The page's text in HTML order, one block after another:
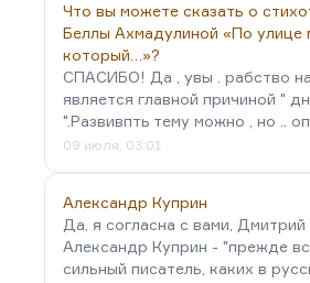
Что вы можете сказать о
Беллы Ахмадулиной «По улице
который…»?
СПАСИБО! Да , увы . рабство
является главной причиной "
".Развивпть тему можно , но ..
09 июля, 03:01
Александр Куприн
Да, я согласна с вами,
Александр Куприн - "прежде
сильный писатель, каких в